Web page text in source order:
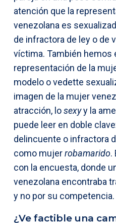
atención que la
venezolana es
de infractora de ley o de
víctima. También hemos
representación de la
modelo o vedette
imagen de la mujer
atracción, losexyy la
puede leer en doble
delincuente o infractora
como mujerrobamarido.
con la encuesta, donde
venezolana encontraba
y no por su competencia.
¿Ve factible una